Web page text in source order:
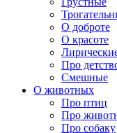
О доброте
О красоте
Про
Смешные
О животных
Про птиц
Про
Про собаку